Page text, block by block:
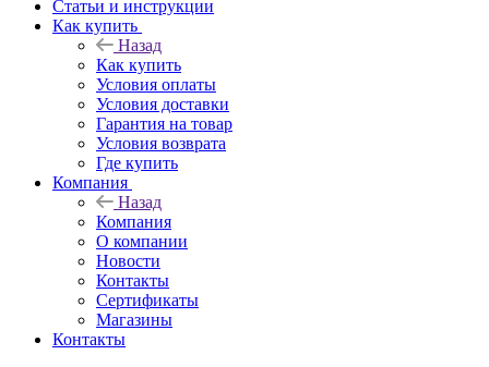
Статьи и инструкции
Как купить
Назад
Как купить
Условия оплаты
Условия доставки
Гарантия на товар
Условия возврата
Где купить
Компания
Назад
Компания
О компании
Новости
Контакты
Сертификаты
Магазины
Контакты